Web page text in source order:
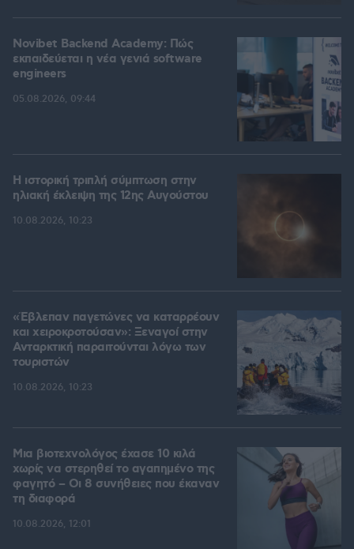
Novibet Backend Academy: Πώς
εκπαιδεύεται η νέα γενιά software
engineers
05.08.2026, 09:44
Η ιστορική τριπλή σύμπτωση στην
ηλιακή έκλειψη της 12ης Αυγούστου
10.08.2026, 10:23
«Έβλεπαν παγετώνες να καταρρέουν
και χειροκροτούσαν»: Ξεναγοί στην
Ανταρκτική παραιτούνται λόγω των
τουριστών
10.08.2026, 10:23
Μια βιοτεχνολόγος έχασε 10 κιλά
χωρίς να στερηθεί το αγαπημένο της
φαγητό – Οι 8 συνήθειες που έκαναν
τη διαφορά
10.08.2026, 12:01